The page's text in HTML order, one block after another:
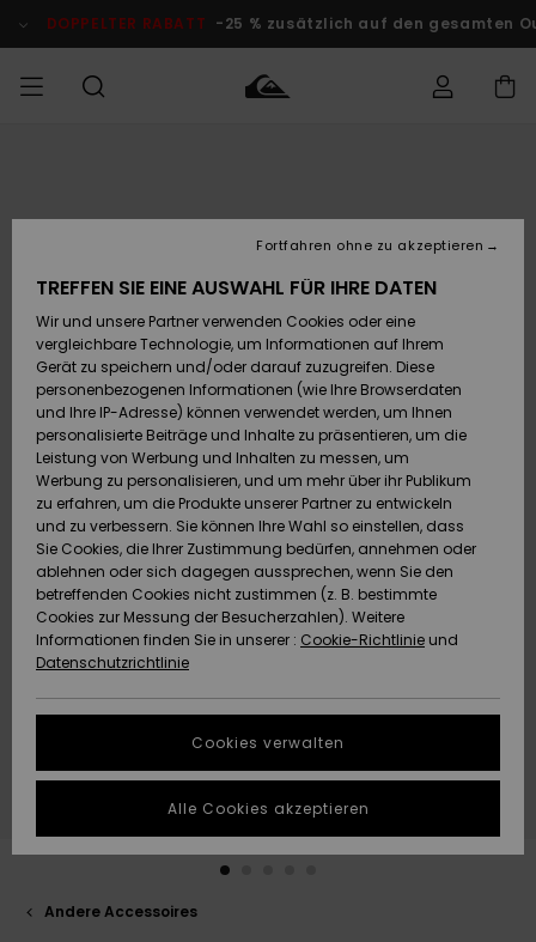
ProduktinformationRABATT -25 % zusätzlich auf den gesamten Outlet-
Accessoires
Schuhe&
Flip-Flops
Surf
Snow
Brandneu
Highlights
Accessoires
Schuhe&
Flip-Flops
Surf
Snow
Brandneu
Highlights
FRAUEN
Brandneu
Highlights
Snow
SURF
Kinder
Highlights
Community
SNOW
Snow Shop
Kinder
Snow Shop
Damen
Highlights
Community
DOPPELTER
RABATT
KINDER
Outlet
Frauen
HILFE & KONTAKT
Retouren
Bezahlung
Geschenkkarte
Quiksilver
Freedom
Datenschutz
Starten Sie eine
um die
schnellste
Antwort auf Ihre
erhalten.
NACHHALTIGKEIT
SHOPS
QUIKSILVER APP
WUNSCHLISTE
Andere Accessoires
TREFFEN SIE EINE AUSWAHL FÜR IHRE DATEN
Wir und unsere Partner verwenden Cookies oder eine
vergleichbare Technologie, um Informationen auf Ihrem
Gerät zu speichern und/oder darauf zuzugreifen. Diese
personenbezogenen Informationen (wie Ihre Browserdaten
und Ihre IP-Adresse) können verwendet werden, um Ihnen
personalisierte Beiträge und Inhalte zu präsentieren, um die
Leistung von Werbung und Inhalten zu messen, um
Werbung zu personalisieren, und um mehr über ihr Publikum
zu erfahren, um die Produkte unserer Partner zu entwickeln
und zu verbessern. Sie können Ihre Wahl so einstellen, dass
Sie Cookies, die Ihrer Zustimmung bedürfen, annehmen oder
ablehnen oder sich dagegen aussprechen, wenn Sie den
betreffenden Cookies nicht zustimmen (z. B. bestimmte
Cookies zur Messung der Besucherzahlen). Weitere
Informationen finden Sie in unserer : Cookie-Richtlinie und
Datenschutzrichtlinie
Cookies verwalten
Fortfahren ohne zu akzeptieren
Alle Cookies akzeptieren